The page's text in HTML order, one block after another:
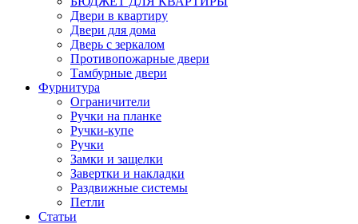
Двери в квартиру
Двери для дома
Дверь с зеркалом
Противопожарные двери
Тамбурные двери
Фурнитура
Ограничители
Ручки на планке
Ручки-купе
Ручки
Замки и защелки
Завертки и накладки
Раздвижные системы
Петли
Статьи